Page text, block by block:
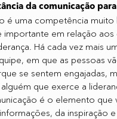
da comunicação
é uma competência muito
importante em relação aos
Há cada vez mais
em que as pessoas
se sentem engajadas,
que exerce a
é o elemento que
da inspiração